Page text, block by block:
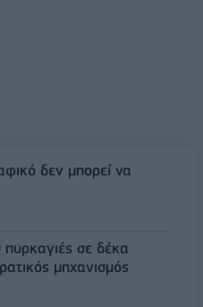
δεν μπορεί να
σε δέκα
μηχανισμός